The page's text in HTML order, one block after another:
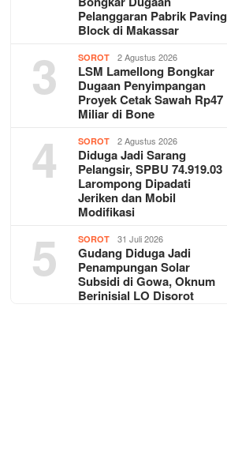
Pelanggaran Pabrik Paving
Block di Makassar
3 SOROT 2 Agustus 2026
LSM Lamellong Bongkar
Dugaan Penyimpangan
Proyek Cetak Sawah Rp47
Miliar di Bone
4 SOROT 2 Agustus 2026
Diduga Jadi Sarang
Pelangsir, SPBU 74.919.03
Larompong Dipadati
Jeriken dan Mobil
Modifikasi
5 SOROT 31 Juli 2026
Gudang Diduga Jadi
Penampungan Solar
Subsidi di Gowa, Oknum
Berinisial LO Disorot